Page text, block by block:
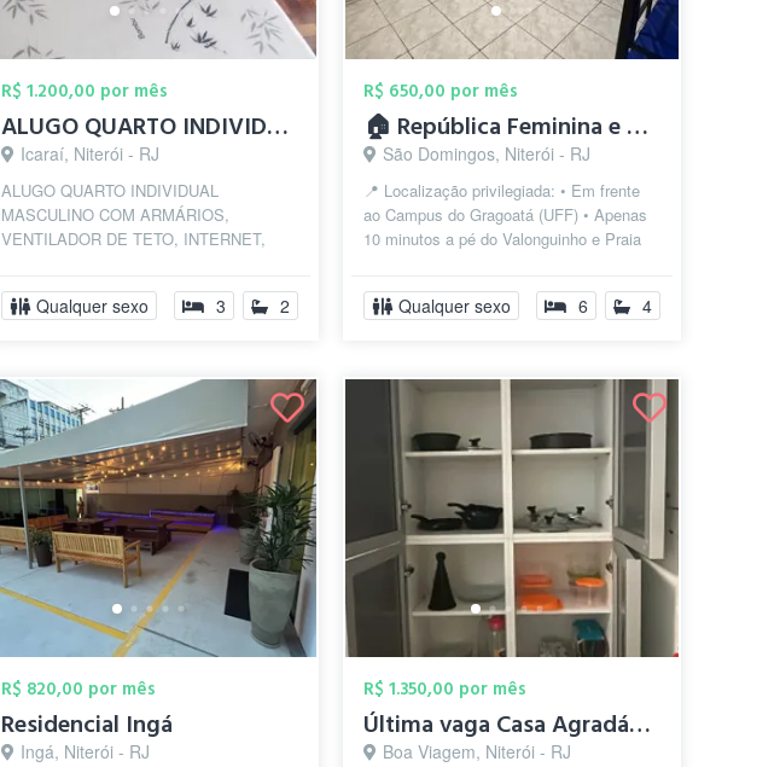
R$ 1.200,00 por mês
ALUGO QUARTO INDIVIDUAL MASCULINO SOMENT...
Icaraí, Niterói - RJ
ALUGO QUARTO INDIVIDUAL
MASCULINO COM ARMÁRIOS,
VENTILADOR DE TETO, INTERNET,
BANHEIRO, COZINHA, MAQUINA DE
LAVAR, NA...
Qualquer sexo 3 2
R$ 650,00 por mês
🏠 República Feminina e Masculina. CASAS...
São Domingos, Niterói - RJ
📍 Localização privilegiada: • Em frente
ao Campus do Gragoatá (UFF) • Apenas
10 minutos a pé do Valonguinho e Praia
Qualquer sexo 6 4
R$ 820,00 por mês
Residencial Ingá
Ingá, Niterói - RJ
R$ 1.350,00 por mês
Última vaga Casa Agradável, tudo novo e ...
Boa Viagem, Niterói - RJ